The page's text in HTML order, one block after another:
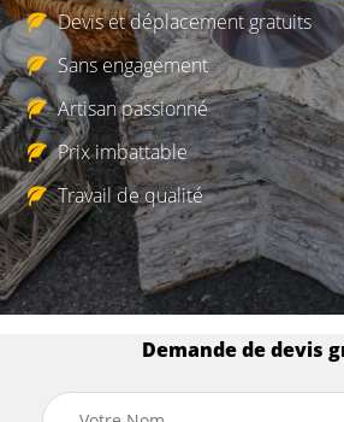
Devis et déplacement gratuits
Sans engagement
Artisan passionné
Prix imbattable
Travail de qualité
Demande de devis